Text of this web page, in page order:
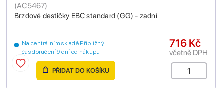
Brzdové destičky EBC standard (GG) - zadní
(AC5467)
Na centrálním skladě Přibližný
čas doručení 9 dní od nákupu
716 Kč
včetně DPH
PŘIDAT DO KOŠÍKU